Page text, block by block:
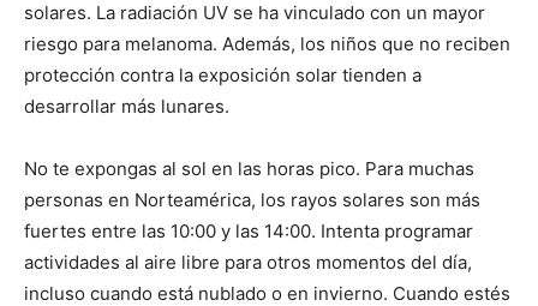
solares. La radiación UV se ha vinculado con un mayor
riesgo para melanoma. Además, los niños que no reciben
protección contra la exposición solar tienden a
desarrollar más lunares.
No te expongas al sol en las horas pico. Para muchas
personas en Norteamérica, los rayos solares son más
fuertes entre las 10:00 y las 14:00. Intenta programar
actividades al aire libre para otros momentos del día,
incluso cuando está nublado o en invierno. Cuando estés